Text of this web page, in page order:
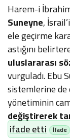
Harem-i
Suneyne,
ele geçirme
astığını
uluslararası
vurguladı. Ebu
sistemlerine
yönetiminin
değiştirerek
ifade etti